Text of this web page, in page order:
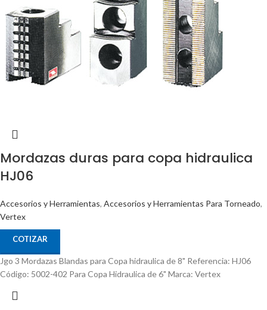
Mordazas duras para copa hidraulica
HJ06
Accesorios y Herramientas, Accesorios y Herramientas Para Torneado,
Vertex
COTIZAR
Jgo 3 Mordazas Blandas para Copa hidraulica de 8" Referencia: HJ06
Código: 5002-402 Para Copa Hidraulica de 6" Marca: Vertex